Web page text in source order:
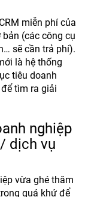
miễn phí của
(các công cụ
sẽ cần trả phí).
là hệ thống
tiêu doanh
tìm ra giải
nghiệp
dịch vụ
vừa ghé thăm
quá khứ để